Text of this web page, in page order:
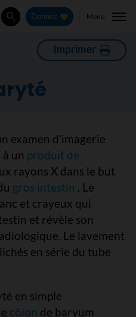
Rechercher
Donnez Menu
Imprimer
examen d’imagerie
un produit de
rayons X dans le but
gros intestin . Le
et crayeux qui
et révèle son
Le lavement
en série du tube
en simple
côlon de baryum